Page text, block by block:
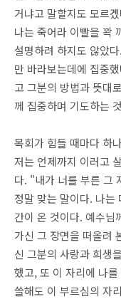
거냐고 말할지도 모르
나는 죽어라 이빨을 꽉
설명하려 하지도 않았
만 바라보는데에 집중
고 그분의 방법과 뜻대
께 집중하며 기도하는
목회가 힘들 때마다 하
저는 언제까지 이러고
다. "내가 너를 부른 그
정말 맞는 말이다. 나는
간이 온 것이다. 예수님
가신 그 장면을 떠올려
신 그분의 사랑과 희생
했고, 또 이 자리에 나
쓸해도 이 부르심의 자